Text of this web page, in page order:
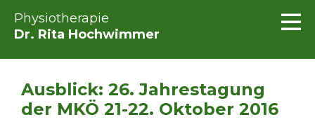
Physiotherapie
Dr. Rita Hochwimmer
Ausblick: 26. Jahrestagung
der MKÖ 21-22. Oktober 2016